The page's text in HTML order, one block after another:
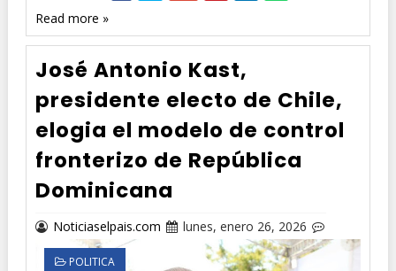
Read more »
José Antonio Kast,
presidente electo de Chile,
elogia el modelo de control
fronterizo de República
Dominicana
Noticiaselpais.com lunes, enero 26, 2026
POLITICA